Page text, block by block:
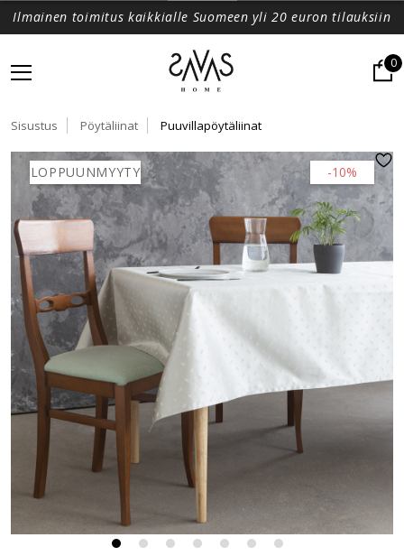
Ilmainen toimitus kaikkialle Suomeen yli 20 euron tilauksiin
0
Sisustus Pöytäliinat Puuvillapöytäliinat
-10%
LOPPUUNMYYTY